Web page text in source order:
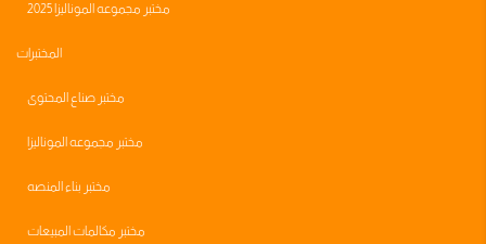
مختبر مجموعه الموناليزا 2025
المختبرات
مختبر صناع المحتوى
مختبر مجموعه الموناليزا
مختبر بناء المنصه
مختبر مكالمات المبيعات